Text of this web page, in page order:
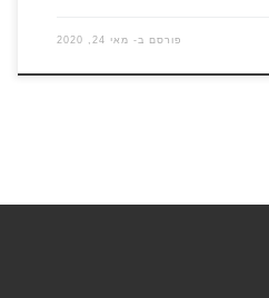
פורסם ב- מאי 24, 2020